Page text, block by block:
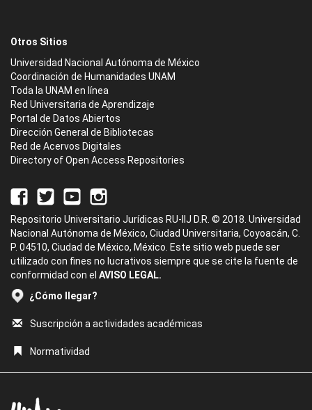
Otros Sitios
Universidad Nacional Autónoma de México
Coordinación de Humanidades UNAM
Toda la UNAM en línea
Red Universitaria de Aprendizaje
Portal de Datos Abiertos
Dirección General de Bibliotecas
Red de Acervos Digitales
Directory of Open Access Repositories
Repositorio Universitario Jurídicas RU-IIJ D.R. © 2018. Universidad
Nacional Autónoma de México, Ciudad Universitaria, Coyoacán, C.
P. 04510, Ciudad de México, México. Este sitio web puede ser
utilizado con fines no lucrativos siempre que se cite la fuente de
conformidad con el AVISO LEGAL.
¿Cómo llegar?
Suscripción a actividades académicas
Normatividad